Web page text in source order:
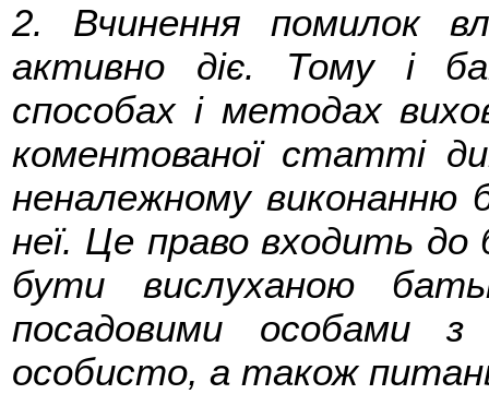
2. Вчинення помилок
активно діє. Тому і
способах і методах
коментованої статті
неналежному виконанню
неї. Це право входить до
бути вислуханою
посадовими особами
особисто, а також